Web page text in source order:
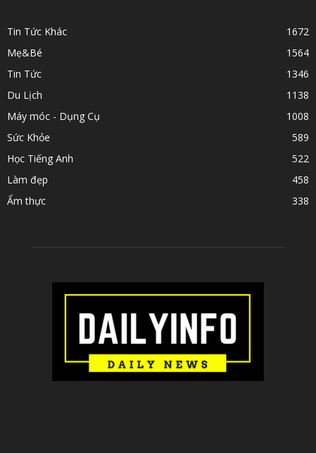
Tin Tức Khác
1672
Mẹ&Bé
1564
Tin Tức
1346
Du Lịch
1138
Máy móc - Dụng Cụ
1008
Sức Khỏe
589
Học Tiếng Anh
522
Làm đẹp
458
Ẩm thực
338